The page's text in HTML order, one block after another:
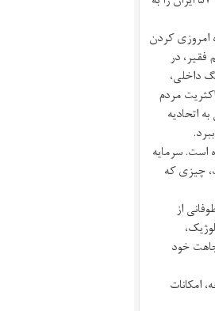
کردن
در
جنگ داخلی،
مردم
اتحادیه
است. سرمایه
چیزی که
از
خود
امکانات